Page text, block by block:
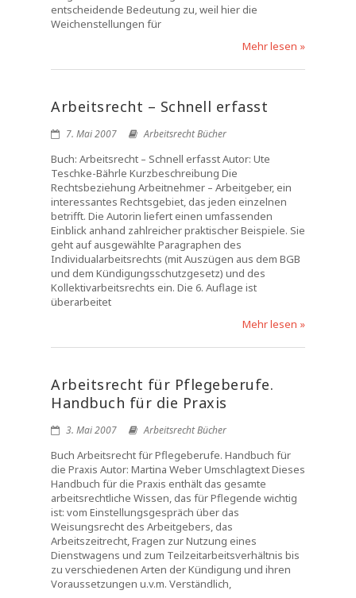
entscheidende Bedeutung zu, weil hier die
Weichenstellungen für
Mehr lesen »
Arbeitsrecht – Schnell erfasst
7. Mai 2007 Arbeitsrecht Bücher
Buch: Arbeitsrecht – Schnell erfasst Autor: Ute
Teschke-Bährle Kurzbeschreibung Die
Rechtsbeziehung Arbeitnehmer – Arbeitgeber, ein
interessantes Rechtsgebiet, das jeden einzelnen
betrifft. Die Autorin liefert einen umfassenden
Einblick anhand zahlreicher praktischer Beispiele. Sie
geht auf ausgewählte Paragraphen des
Individualarbeitsrechts (mit Auszügen aus dem BGB
und dem Kündigungsschutzgesetz) und des
Kollektivarbeitsrechts ein. Die 6. Auflage ist
überarbeitet
Mehr lesen »
Arbeitsrecht für Pflegeberufe.
Handbuch für die Praxis
3. Mai 2007 Arbeitsrecht Bücher
Buch Arbeitsrecht für Pflegeberufe. Handbuch für
die Praxis Autor: Martina Weber Umschlagtext Dieses
Handbuch für die Praxis enthält das gesamte
arbeitsrechtliche Wissen, das für Pflegende wichtig
ist: vom Einstellungsgespräch über das
Weisungsrecht des Arbeitgebers, das
Arbeitszeitrecht, Fragen zur Nutzung eines
Dienstwagens und zum Teilzeitarbeitsverhältnis bis
zu verschiedenen Arten der Kündigung und ihren
Voraussetzungen u.v.m. Verständlich,